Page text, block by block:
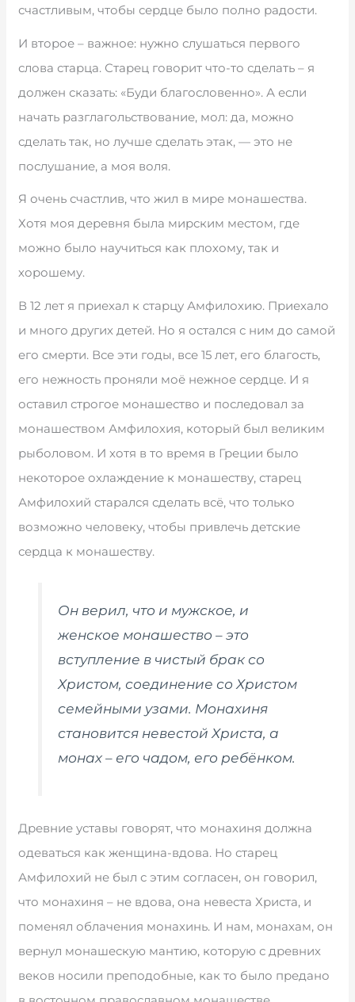
счастливым, чтобы сердце было полно радости.
И второе – важное: нужно слушаться первого
слова старца. Старец говорит что-то сделать – я
должен сказать: «Буди благословенно». А если
начать разглагольствование, мол: да, можно
сделать так, но лучше сделать этак, — это не
послушание, а моя воля.
Я очень счастлив, что жил в мире монашества.
Хотя моя деревня была мирским местом, где
можно было научиться как плохому, так и
хорошему.
В 12 лет я приехал к старцу Амфилохию. Приехало
и много других детей. Но я остался с ним до самой
его смерти. Все эти годы, все 15 лет, его благость,
его нежность проняли моё нежное сердце. И я
оставил строгое монашество и последовал за
монашеством Амфилохия, который был великим
рыболовом. И хотя в то время в Греции было
некоторое охлаждение к монашеству, старец
Амфилохий старался сделать всё, что только
возможно человеку, чтобы привлечь детские
сердца к монашеству.
Он верил, что и мужское, и
женское монашество – это
вступление в чистый брак со
Христом, соединение со Христом
семейными узами. Монахиня
становится невестой Христа, а
монах – его чадом, его ребёнком.
Древние уставы говорят, что монахиня должна
одеваться как женщина-вдова. Но старец
Амфилохий не был с этим согласен, он говорил,
что монахиня – не вдова, она невеста Христа, и
поменял облачения монахинь. И нам, монахам, он
вернул монашескую мантию, которую с древних
веков носили преподобные, как то было предано